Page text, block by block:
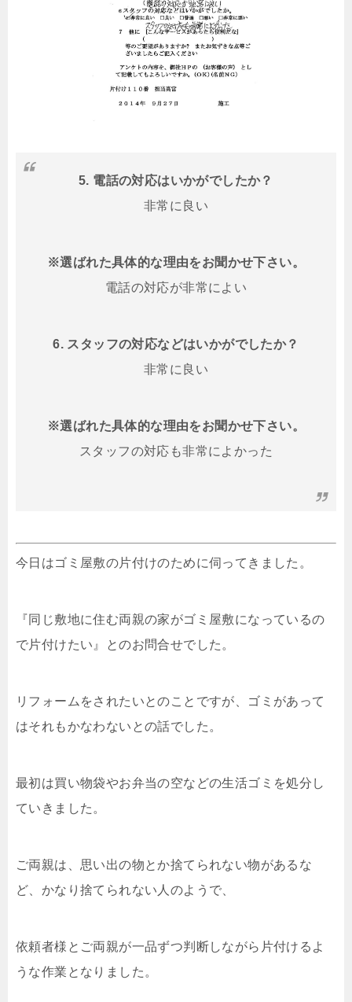
5. 電話の対応はいかがでしたか？
非常に良い
※選ばれた具体的な理由をお聞かせ下さい。
電話の対応が非常によい
6. スタッフの対応などはいかがでしたか？
非常に良い
※選ばれた具体的な理由をお聞かせ下さい。
スタッフの対応も非常によかった
今日はゴミ屋敷の片付けのために伺ってきました。
『同じ敷地に住む両親の家がゴミ屋敷になっているの
で片付けたい』とのお問合せでした。
リフォームをされたいとのことですが、ゴミがあって
はそれもかなわないとの話でした。
最初は買い物袋やお弁当の空などの生活ゴミを処分し
ていきました。
ご両親は、思い出の物とか捨てられない物があるな
ど、かなり捨てられない人のようで、
依頼者様とご両親が一品ずつ判断しながら片付けるよ
うな作業となりました。